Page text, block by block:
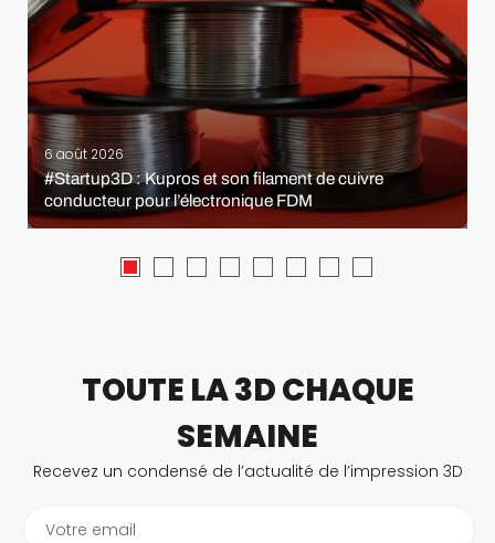
6 août 2026
#Startup3D : Kupros et son filament de cuivre
conducteur pour l’électronique FDM
TOUTE LA 3D CHAQUE
SEMAINE
Recevez un condensé de l’actualité de l’impression 3D
Votre email